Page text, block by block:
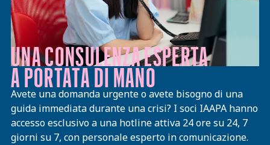
UNA CONSULENZA ESPERTA
A PORTATA DI MANO
Avete una domanda urgente o avete bisogno di una
guida immediata durante una crisi? I soci IAAPA hanno
accesso esclusivo a una hotline attiva 24 ore su 24, 7
giorni su 7, con personale esperto in comunicazione.